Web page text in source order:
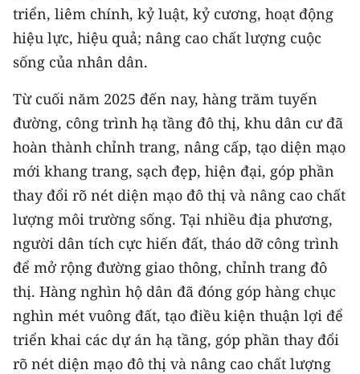
triển, liêm chính, kỷ luật, kỷ cương, hoạt động
hiệu lực, hiệu quả; nâng cao chất lượng cuộc
sống của nhân dân.
Từ cuối năm 2025 đến nay, hàng trăm tuyến
đường, công trình hạ tầng đô thị, khu dân cư đã
hoàn thành chỉnh trang, nâng cấp, tạo diện mạo
mới khang trang, sạch đẹp, hiện đại, góp phần
thay đổi rõ nét diện mạo đô thị và nâng cao chất
lượng môi trường sống. Tại nhiều địa phương,
người dân tích cực hiến đất, tháo dỡ công trình
để mở rộng đường giao thông, chỉnh trang đô
thị. Hàng nghìn hộ dân đã đóng góp hàng chục
nghìn mét vuông đất, tạo điều kiện thuận lợi để
triển khai các dự án hạ tầng, góp phần thay đổi
rõ nét diện mạo đô thị và nâng cao chất lượng